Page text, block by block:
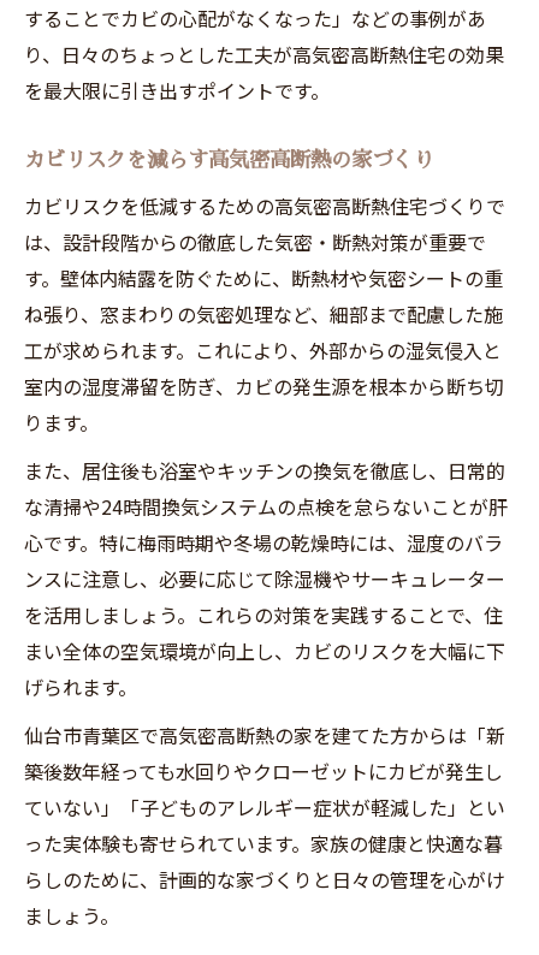
することでカビの心配がなくなった」などの事例があ
り、日々のちょっとした工夫が高気密高断熱住宅の効果
を最大限に引き出すポイントです。
カビリスクを減らす高気密高断熱の家づくり
カビリスクを低減するための高気密高断熱住宅づくりで
は、設計段階からの徹底した気密・断熱対策が重要で
す。壁体内結露を防ぐために、断熱材や気密シートの重
ね張り、窓まわりの気密処理など、細部まで配慮した施
工が求められます。これにより、外部からの湿気侵入と
室内の湿度滞留を防ぎ、カビの発生源を根本から断ち切
ります。
また、居住後も浴室やキッチンの換気を徹底し、日常的
な清掃や24時間換気システムの点検を怠らないことが肝
心です。特に梅雨時期や冬場の乾燥時には、湿度のバラ
ンスに注意し、必要に応じて除湿機やサーキュレーター
を活用しましょう。これらの対策を実践することで、住
まい全体の空気環境が向上し、カビのリスクを大幅に下
げられます。
仙台市青葉区で高気密高断熱の家を建てた方からは「新
築後数年経っても水回りやクローゼットにカビが発生し
ていない」「子どものアレルギー症状が軽減した」とい
った実体験も寄せられています。家族の健康と快適な暮
らしのために、計画的な家づくりと日々の管理を心がけ
ましょう。